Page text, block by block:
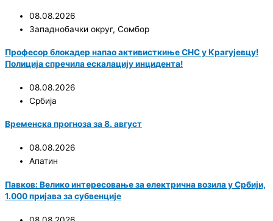
08.08.2026
Западнобачки округ, Сомбор
Професор блокадер напао активисткиње СНС у Крагујевцу!
Полиција спречила ескалацију инцидента!
08.08.2026
Србија
Временска прогноза за 8. август
08.08.2026
Апатин
Павков: Велико интересовање за електрична возила у Србији,
1.000 пријава за субвенције